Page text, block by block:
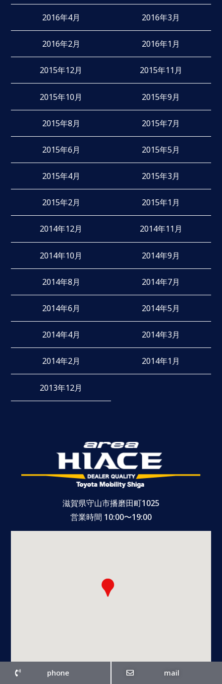
2016年4月 2016年3月
2016年2月 2016年1月
2015年12月 2015年11月
2015年10月 2015年9月
2015年8月 2015年7月
2015年6月 2015年5月
2015年4月 2015年3月
2015年2月 2015年1月
2014年12月 2014年11月
2014年10月 2014年9月
2014年8月 2014年7月
2014年6月 2014年5月
2014年4月 2014年3月
2014年2月 2014年1月
2013年12月
滋賀県守山市播磨田町1025
営業時間 10:00〜19:00
phone mail